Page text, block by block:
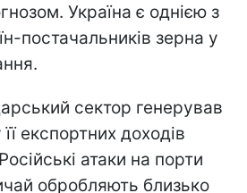
Україна є однією з
постачальників зерна у
сектор генерував
експортних доходів
атаки на порти
обробляють близько